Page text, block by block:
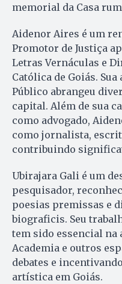
memorial da Casa
Aidenor Aires é um
Promotor de Justiça
Letras Vernáculas e
Católica de Goiás.
Público abrangeu
capital. Além de sua
como advogado,
como jornalista,
contribuindo
Ubirajara Gali é um
pesquisador,
poesias premissas e
biograficis. Seu
tem sido essencial na
Academia e outros
debates e
artística em Goiás.